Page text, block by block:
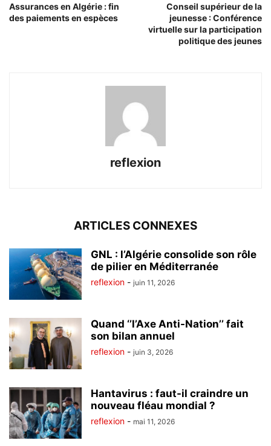
Assurances en Algérie : fin
des paiements en espèces
Conseil supérieur de la
jeunesse : Conférence
virtuelle sur la participation
politique des jeunes
reflexion
ARTICLES CONNEXES
GNL : l’Algérie consolide son rôle
de pilier en Méditerranée
reflexion - juin 11, 2026
Quand ‘’l’Axe Anti-Nation’’ fait
son bilan annuel
reflexion - juin 3, 2026
Hantavirus : faut-il craindre un
nouveau fléau mondial ?
reflexion - mai 11, 2026